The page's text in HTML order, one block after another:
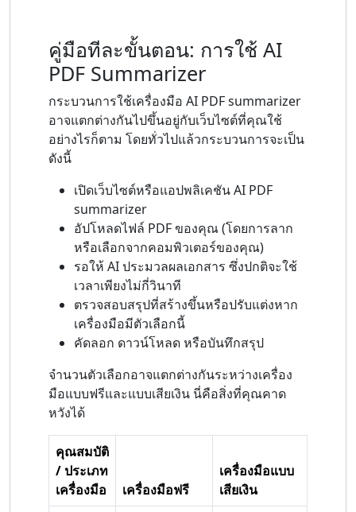
คู่มือทีละขั้นตอน: การใช้ AI
PDF Summarizer
กระบวนการใช้เครื่องมือ AI PDF summarizer
อาจแตกต่างกันไปขึ้นอยู่กับเว็บไซต์ที่คุณใช้
อย่างไรก็ตาม โดยทั่วไปแล้วกระบวนการจะเป็น
ดังนี้
เปิดเว็บไซต์หรือแอปพลิเคชัน AI PDF
summarizer
อัปโหลดไฟล์ PDF ของคุณ (โดยการลาก
หรือเลือกจากคอมพิวเตอร์ของคุณ)
รอให้ AI ประมวลผลเอกสาร ซึ่งปกติจะใช้
เวลาเพียงไม่กี่วินาที
ตรวจสอบสรุปที่สร้างขึ้นหรือปรับแต่งหาก
เครื่องมือมีตัวเลือกนี้
คัดลอก ดาวน์โหลด หรือบันทึกสรุป
จำนวนตัวเลือกอาจแตกต่างกันระหว่างเครื่อง
มือแบบฟรีและแบบเสียเงิน นี่คือสิ่งที่คุณคาด
หวังได้
คุณสมบัติ
/ ประเภท
เครื่องมือ
เครื่องมือฟรี
เครื่องมือแบบ
เสียเงิน